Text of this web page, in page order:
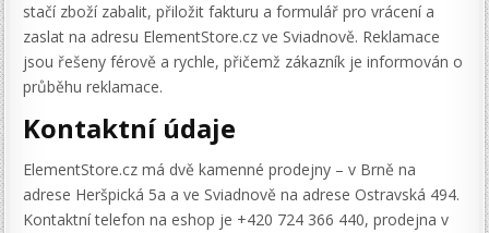
stačí zboží zabalit, přiložit fakturu a formulář pro vrácení a
zaslat na adresu ElementStore.cz ve Sviadnově. Reklamace
jsou řešeny férově a rychle, přičemž zákazník je informován o
průběhu reklamace.
Kontaktní údaje
ElementStore.cz má dvě kamenné prodejny – v Brně na
adrese Heršpická 5a a ve Sviadnově na adrese Ostravská 494.
Kontaktní telefon na eshop je +420 724 366 440, prodejna v